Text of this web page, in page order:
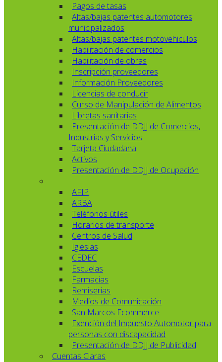
Pagos de tasas
Altas/bajas patentes automotores
municipalizados
Altas/bajas patentes motovehiculos
Habilitación de comercios
Habilitación de obras
Inscripción proveedores
Información Proveedores
Licencias de conducir
Curso de Manipulación de Alimentos
Libretas sanitarias
Presentación de DDJJ de Comercios,
Industrias y Servicios
Tarjeta Ciudadana
Activos
Presentación de DDJJ de Ocupación
AFIP
ARBA
Teléfonos útiles
Horarios de transporte
Centros de Salud
Iglesias
CEDEC
Escuelas
Farmacias
Remiserias
Medios de Comunicación
San Marcos Ecommerce
Exención del Impuesto Automotor para
personas con discapacidad
Presentación de DDJJ de Publicidad
Cuentas Claras